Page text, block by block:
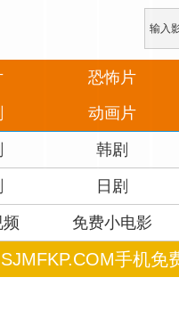
恐怖片
动画片
韩剧
日剧
免费小电影
手机免